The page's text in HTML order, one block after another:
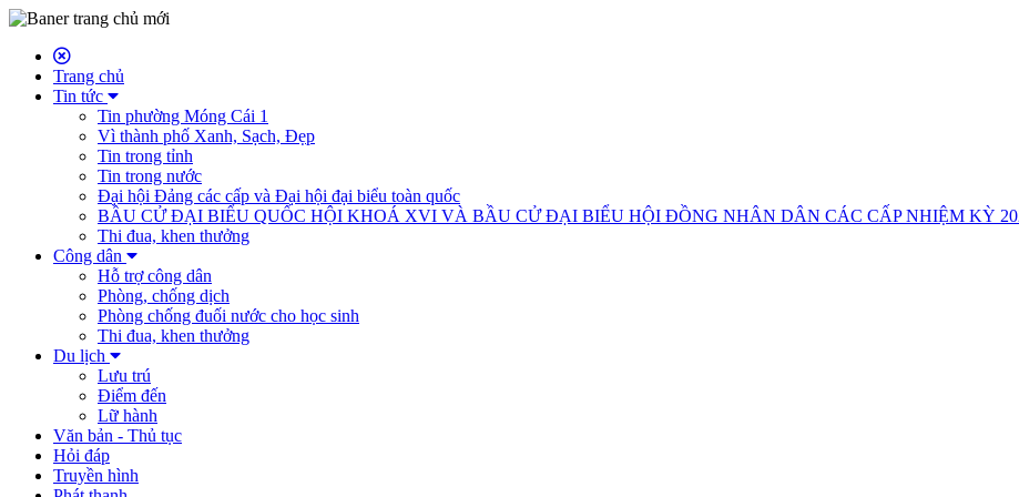
Trang chủ
Tin tức
Tin phường Móng Cái 1
Vì thành phố Xanh, Sạch, Đẹp
Tin trong tỉnh
Tin trong nước
Đại hội Đảng các cấp và Đại hội đại biểu toàn quốc
BẦU CỬ ĐẠI BIỂU QUỐC HỘI KHOÁ XVI VÀ BẦU CỬ ĐẠI BIỂU HỘI ĐỒNG NHÂN DÂN CÁC CẤP NHIỆM KỲ
Thi đua, khen thưởng
Công dân
Hỗ trợ công dân
Phòng, chống dịch
Phòng chống đuối nước cho học sinh
Thi đua, khen thưởng
Du lịch
Lưu trú
Điểm đến
Lữ hành
Văn bản - Thủ tục
Hỏi đáp
Truyền hình